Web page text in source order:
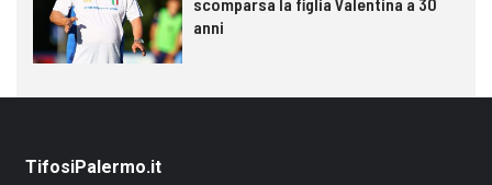
anni
TifosiPalermo.it